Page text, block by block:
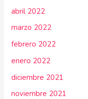
abril 2022
marzo 2022
febrero 2022
enero 2022
diciembre 2021
noviembre 2021